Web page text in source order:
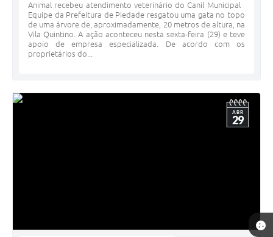
Animal recebeu atendimento veterinário do Canil Municipal
Equipe da Prefeitura de Piedade resgatou uma gata no topo
de uma árvore de, aproximadamente, 20 metros de altura, na
Vila Quintino. A ação aconteceu nesta sexta-feira (29) e teve
apoio de empresa especializada. De acordo com os
proprietários do...
ABR
29